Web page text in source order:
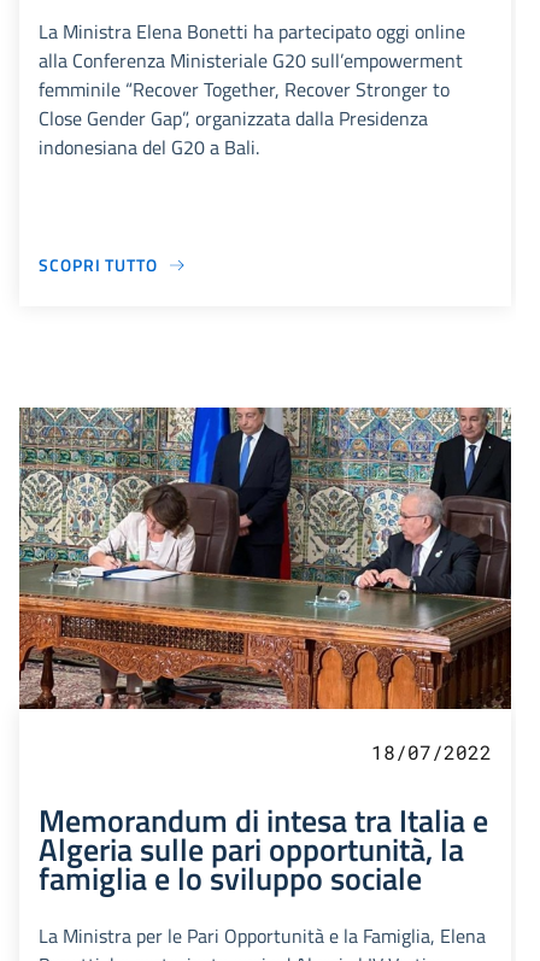
La Ministra Elena Bonetti ha partecipato oggi online
alla Conferenza Ministeriale G20 sull’empowerment
femminile “Recover Together, Recover Stronger to
Close Gender Gap”, organizzata dalla Presidenza
indonesiana del G20 a Bali.
SCOPRI TUTTO
18/07/2022
Memorandum di intesa tra Italia e
Algeria sulle pari opportunità, la
famiglia e lo sviluppo sociale
La Ministra per le Pari Opportunità e la Famiglia, Elena